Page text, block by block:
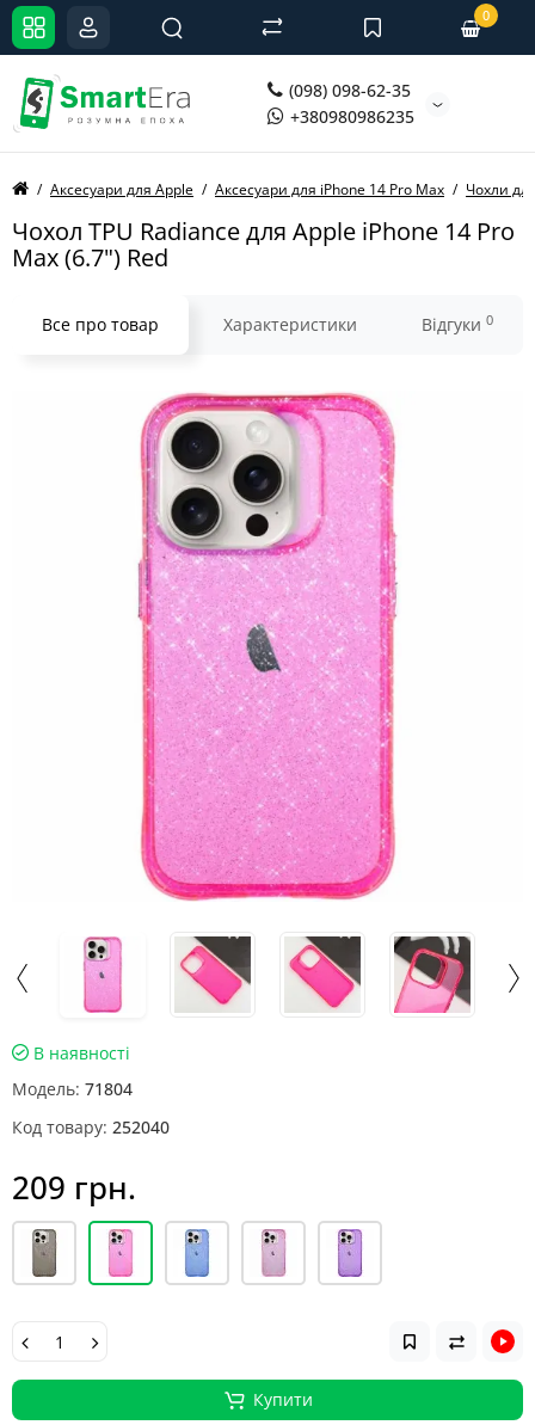
(098) 098-62-35
+380980986235
0
Аксесуари для Apple Аксесуари для iPhone 14 Pro Max Чохли
Чохол TPU Radiance для Apple iPhone 14 Pro
Max (6.7") Red
Все про товар Характеристики Відгуки 0
В наявності
Модель: 71804
Код товару: 252040
209 грн.
Купити